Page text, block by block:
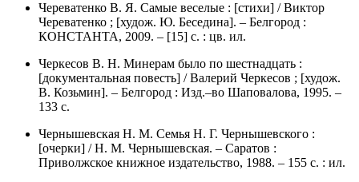
Череватенко В. Я. Самые веселые : [стихи] / Виктор
Череватенко ; [худож. Ю. Беседина]. – Белгород :
КОНСТАНТА, 2009. – [15] с. : цв. ил.
Черкесов В. Н. Минерам было по шестнадцать :
[документальная повесть] / Валерий Черкесов ; [худож.
В. Козьмин]. – Белгород : Изд.–во Шаповалова, 1995. –
133 с.
Чернышевская Н. М. Семья Н. Г. Чернышевского :
[очерки] / Н. М. Чернышевская. – Саратов :
Приволжское книжное издательство, 1988. – 155 с. : ил.